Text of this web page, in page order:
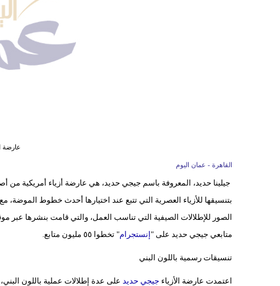
عارضة
القاهرة - عمان اليوم
جيلينا حديد، المعروفة باسم جيجي حديد، هي عارضة أزياء أمريكية من
بتنسيقها للأزياء العصرية التي تتبع عند اختيارها أحدث خطوط
الصور للإطلالات الصيفية التي تناسب العمل، والتي قامت بنشرها عبر
متابعي جيجي حديد على "إنستجرام" تخطوا ٥٥ مليون متابع.
تنسيقات رسمية باللون البني
اعتمدت عارضة الأزياء جيجي حديدعلى عدة إطلالات عملية باللون